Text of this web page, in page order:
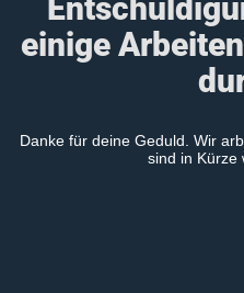
einige
Danke für deine Geduld. Wir
sind in Kürze